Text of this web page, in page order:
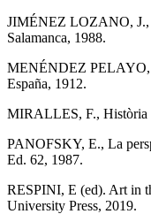
JIMÉNEZ LOZANO, J.,
Salamanca, 1988.
MENÉNDEZ PELAYO,
España, 1912.
MIRALLES, F., Història
PANOFSKY, E., La
Ed. 62, 1987.
RESPINI, E (ed). Art in
University Press, 2019.